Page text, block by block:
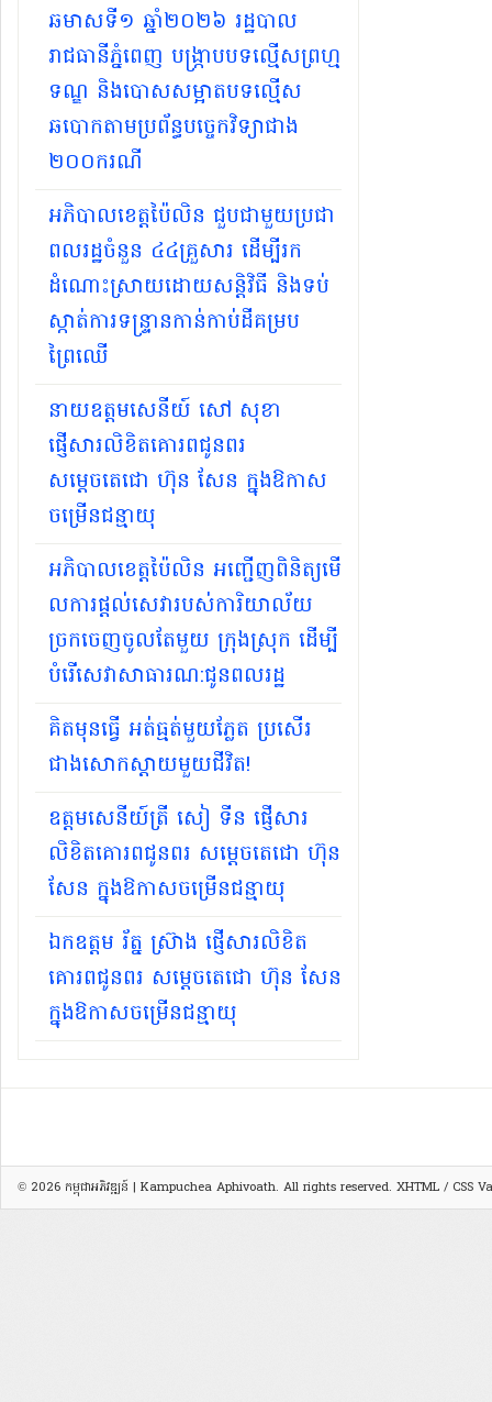
ឆមាសទី១ ឆ្នាំ២០២៦​ រដ្ឋបាល
រាជធានីភ្នំពេញ បង្ក្រាបបទល្មើសព្រហ្ម
ទណ្ឌ និងបោសសម្អាតបទល្មើស
ឆបោកតាមប្រព័ន្ធបច្ចេកវិទ្យាជាង
២០០ករណី
អភិបាលខេត្តប៉ៃលិន ជួបជាមួយប្រជា
ពលរដ្ឋចំនួន ៤៤គ្រួសារ ដើម្បីរក
ដំណោះស្រាយដោយសន្តិវិធី និងទប់
ស្កាត់ការទន្ទ្រានកាន់កាប់ដីគម្រប
ព្រៃឈើ
នាយឧត្តមសេនីយ៍ សៅ សុខា
ផ្ញើសារលិខិតគោរពជូនពរ
សម្ដេចតេជោ ហ៊ុន សែន ក្នុងឱកាស
ចម្រើនជន្មាយុ
អភិបាល​ខេត្តប៉ៃ​លិន អញ្ជើញពិនិត្យមើ​
លការផ្តល់សេវារបស់​ការិយា​ល័យ
ច្រក​ចេញចូលតែមួយ ក្រុង​ស្រុក ដើម្បី
បំរើសេ​វាសាធា​រណ:ជូនព​លរដ្ឋ
គិតមុនធ្វើ អត់ធ្មត់មួយភ្លែត ប្រសើរ
ជាងសោកស្ដាយមួយជីវិត!
ឧត្តមសេនីយ៍ត្រី សៀ ទីន ផ្ញើសារ
លិខិតគោរពជូនពរ សម្ដេចតេជោ ហ៊ុន
សែន ក្នុងឱកាសចម្រើនជន្មាយុ
ឯកឧត្តម រ័ត្ន ស្រ៊ាង ផ្ញើសារលិខិត
គោរពជូនពរ សម្ដេចតេជោ ហ៊ុន សែន
ក្នុងឱកាសចម្រើនជន្មាយុ
© 2026 កម្ពុជាអភិវឌ្ឍន៍ | Kampuchea Aphivoath. All rights reserved. XHTML / CSS